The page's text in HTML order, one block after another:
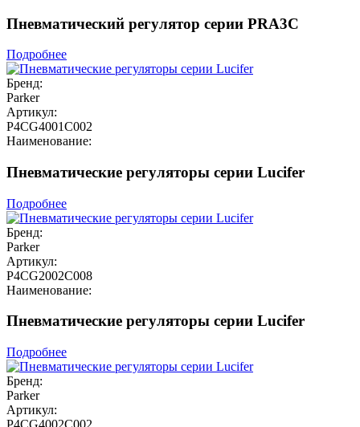
Пневматический регулятор серии PRA3C
Подробнее
Бренд:
Parker
Артикул:
P4CG4001C002
Наименование:
Пневматические регуляторы серии Lucifer
Подробнее
Бренд:
Parker
Артикул:
P4CG2002C008
Наименование:
Пневматические регуляторы серии Lucifer
Подробнее
Бренд:
Parker
Артикул:
P4CG4002C002